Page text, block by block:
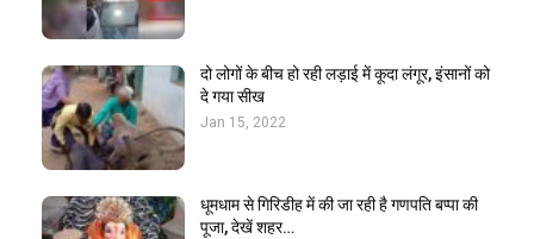
दो लोगों के बीच हो रही लड़ाई में कूदा लंगूर, इंसानों को
दे गया सीख
Jan 15, 2022
धूमधाम से गिरिडीह में की जा रही है गणपति बप्पा की
पूजा, देखें शहर…